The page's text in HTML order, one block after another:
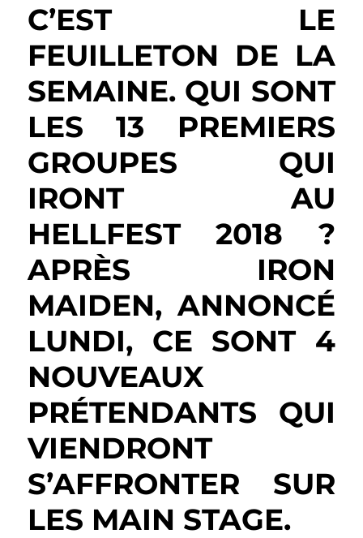
C’EST LE
FEUILLETON DE LA
SEMAINE. QUI SONT
LES 13 PREMIERS
GROUPES QUI
IRONT AU
HELLFEST 2018 ?
APRÈS IRON
MAIDEN, ANNONCÉ
LUNDI, CE SONT 4
NOUVEAUX
PRÉTENDANTS QUI
VIENDRONT
S’AFFRONTER SUR
LES MAIN STAGE.